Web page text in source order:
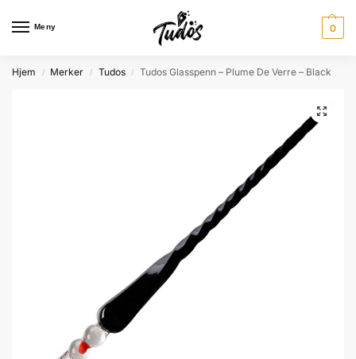
Meny 0
Hjem / Merker / Tudos / Tudos Glasspenn – Plume De Verre – Black